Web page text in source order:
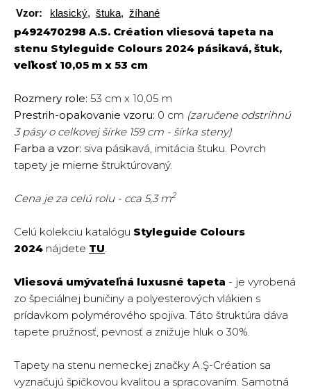
Vzor:
klasický, štuka, žíhané
p492470298 A.S. Création vliesová tapeta na
stenu Styleguide Colours 2024 pásikavá, štuk,
veľkosť 10,05 m x 53 cm
Rozmery role: 53 cm x 10,05 m
Prestrih-opakovanie vzoru: 0 cm (zaručene odstrihnú
3 pásy o celkovej šírke 159 cm - šírka steny)
Farba a vzor: siva pásikavá, imitácia štuku. Povrch
tapety je mierne štruktúrovaný.
Cena je za celú rolu - cca 5,3 m2
Celú kolekciu katalógu Styleguide Colours
2024 nájdete TU.
Vliesová umývateľná luxusné tapeta - je vyrobená
zo špeciálnej buničiny a polyesterových vlákien s
prídavkom polymérového spojiva. Táto štruktúra dáva
tapete pružnosť, pevnosť a znižuje hluk o 30%.
Tapety na stenu nemeckej značky A.Ş-Création sa
vyznačujú špičkovou kvalitou a spracovaním. Samotná